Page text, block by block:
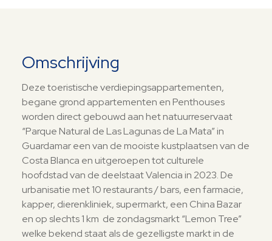
Omschrijving
Deze toeristische verdiepingsappartementen,
begane grond appartementen en Penthouses
worden direct gebouwd aan het natuurreservaat
“Parque Natural de Las Lagunas de La Mata” in
Guardamar een van de mooiste kustplaatsen van de
Costa Blanca en uitgeroepen tot culturele
hoofdstad van de deelstaat Valencia in 2023. De
urbanisatie met 10 restaurants / bars, een farmacie,
kapper, dierenkliniek, supermarkt, een China Bazar
en op slechts 1 km de zondagsmarkt “Lemon Tree”
welke bekend staat als de gezelligste markt in de